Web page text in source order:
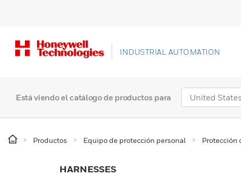
INDUSTRIAL AUTOMATION
Está viendo el catálogo de productos para
Productos Equipo de protección personal Protección
HARNESSES